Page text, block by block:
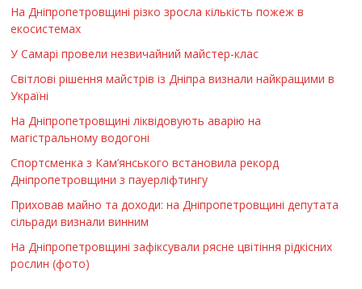
На Дніпропетровщині різко зросла кількість пожеж в
екосистемах
У Самарі провели незвичайний майстер-клас
Світлові рішення майстрів із Дніпра визнали найкращими в
Україні
На Дніпропетровщині ліквідовують аварію на
магістральному водогоні
Спортсменка з Кам’янського встановила рекорд
Дніпропетровщини з пауерліфтингу
Приховав майно та доходи: на Дніпропетровщині депутата
сільради визнали винним
На Дніпропетровщині зафіксували рясне цвітіння рідкісних
рослин (фото)